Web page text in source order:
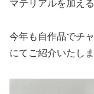
マテリアルを加え
今年も自作品でチ
にてご紹介いたし